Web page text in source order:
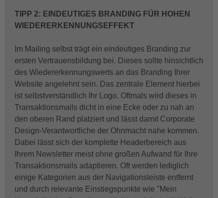
TIPP 2: EINDEUTIGES BRANDING FÜR HOHEN
WIEDERERKENNUNGSEFFEKT
Im Mailing selbst trägt ein eindeutiges Branding zur
ersten Vertrauensbildung bei. Dieses sollte hinsichtlich
des Wiedererkennungswerts an das Branding Ihrer
Website angelehnt sein. Das zentrale Element hierbei
ist selbstverständlich Ihr Logo. Oftmals wird dieses in
Transaktionsmails dicht in eine Ecke oder zu nah an
den oberen Rand platziert und lässt damit Corporate
Design-Verantwortliche der Ohnmacht nahe kommen.
Dabei lässt sich der komplette Headerbereich aus
Ihrem Newsletter meist ohne großen Aufwand für Ihre
Transaktionsmails adaptieren. Oft werden lediglich
einige Kategorien aus der Navigationsleiste entfernt
und durch relevante Einstiegspunkte wie "Mein